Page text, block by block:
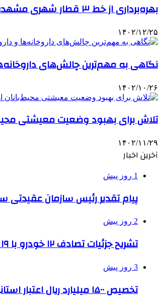
بهره‌برداری از خط ۳ قطار شهری مشهد؛ نقطه عطفی در حمل و نقل عمومی شهر
۱۴۰۲/۱۲/۲۵
نگاهی به مهم‌ترین چالش‌های
۱۴۰۲/۱۰/۲۶
تلاش برای بهبود وضعیت معیشتی
۱۴۰۲/۱۱/۲۹
آخرین اخبار
1 روز پیش
پیام تقدیر رئیس سازمان عقیدتی
2 روز پیش
تشریح جزئیات تصادف ۱۲ خودرو با ۱۹ مصدوم
3 روز پیش
تخصیص ۱۵۰۰ میلیارد ریال اعتبار استانی برای ساماندهی بافت قدیم دزفول